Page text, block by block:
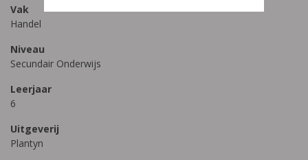
Vak
Handel
Niveau
Secundair Onderwijs
Leerjaar
6
Uitgeverij
Plantyn